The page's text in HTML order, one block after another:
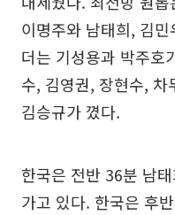
이명주와 남태희, 김
더는 기성용과 박주호
수, 김영권, 장현수, 차
김승규가 꼈다.
한국은 전반 36분 남
가고 있다. 한국은 후